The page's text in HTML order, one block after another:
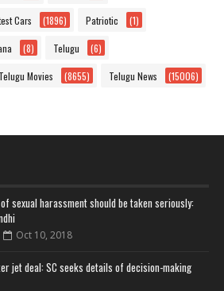
Cars (1896) Patriotic (1)
(8) Telugu (6)
Telugu Movies (8655) Telugu News (15006)
sexual harassment should be taken seriously:
Oct 10, 2018
jet deal: SC seeks details of decision-making